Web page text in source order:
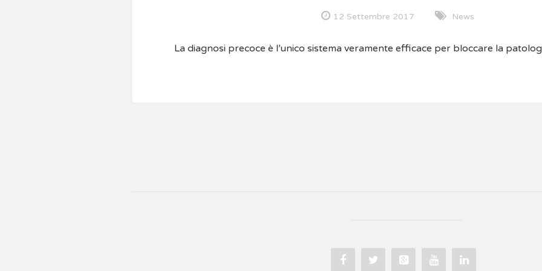
12 Settembre 2017 News
La diagnosi precoce è l’unico sistema veramente efficace per bloccare la